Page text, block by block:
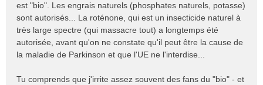
est "bio". Les engrais naturels (phosphates naturels, potasse)
sont autorisés... La roténone, qui est un insecticide naturel à
très large spectre (qui massacre tout) a longtemps été
autorisée, avant qu'on ne constate qu'il peut être la cause de
la maladie de Parkinson et que l'UE ne l'interdise...
Tu comprends que j'irrite assez souvent des fans du "bio" - et